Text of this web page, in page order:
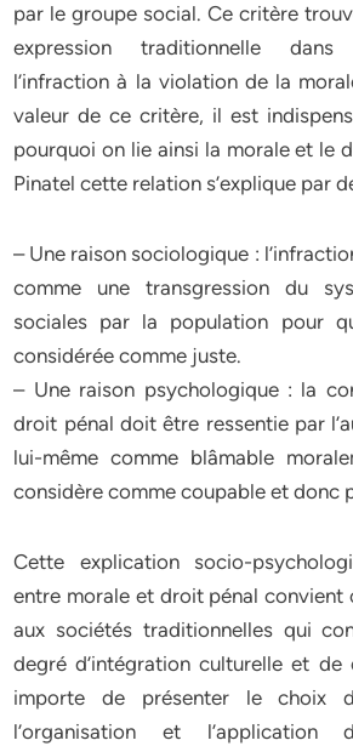
par le groupe social. Ce critère
expression traditionnelle dans
l’infraction à la violation de la
valeur de ce critère, il est
pourquoi on lie ainsi la morale et le
Pinatel cette relation s’explique par
– Une raison sociologique :
comme une transgression du
sociales par la population pour
considérée comme juste.
– Une raison psychologique : la
droit pénal doit être ressentie par
lui-même comme blâmable
considère comme coupable et donc
Cette explication socio-
entre morale et droit pénal convient
aux sociétés traditionnelles qui
degré d’intégration culturelle et de
importe de présenter le choix
l’organisation et l’application